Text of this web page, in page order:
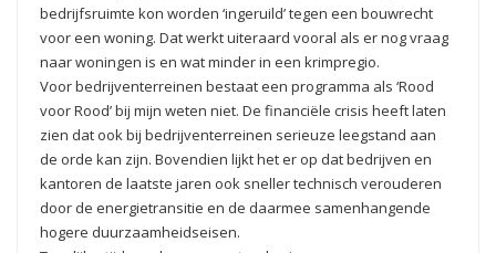
bedrijfsruimte kon worden ‘ingeruild’ tegen een bouwrecht
voor een woning. Dat werkt uiteraard vooral als er nog vraag
naar woningen is en wat minder in een krimpregio.
Voor bedrijventerreinen bestaat een programma als ‘Rood
voor Rood’ bij mijn weten niet. De financiële crisis heeft laten
zien dat ook bij bedrijventerreinen serieuze leegstand aan
de orde kan zijn. Bovendien lijkt het er op dat bedrijven en
kantoren de laatste jaren ook sneller technisch verouderen
door de energietransitie en de daarmee samenhangende
hogere duurzaamheidseisen.